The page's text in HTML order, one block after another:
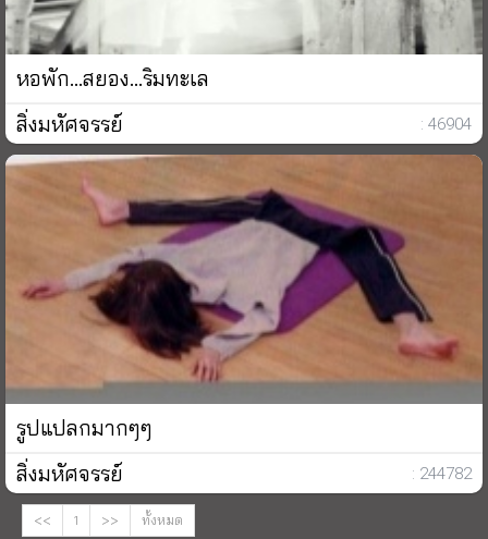
หอพัก...สยอง...ริมทะเล
สิ่งมหัศจรรย์
: 46904
รูปแปลกมากๆๆ
สิ่งมหัศจรรย์
: 244782
<< 1 >> ทั้งหมด